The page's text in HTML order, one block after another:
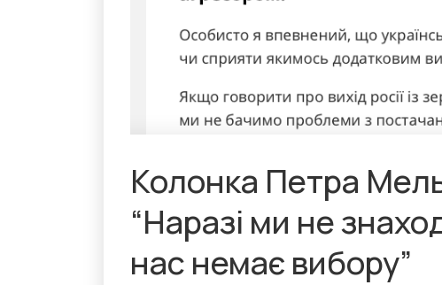
Колонка Петра
“Наразі ми не
нас немає вибору”